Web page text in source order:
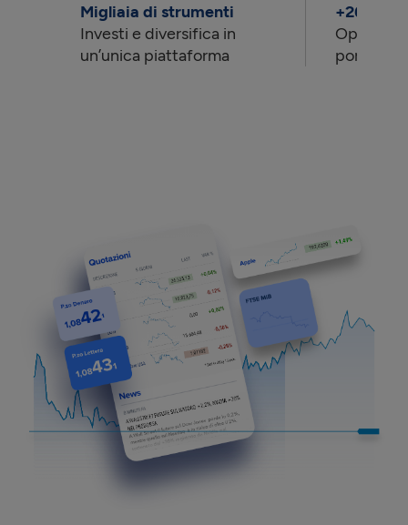
Migliaia di strumenti
Investi e diversifica in
un’unica piattaforma
+26
portata